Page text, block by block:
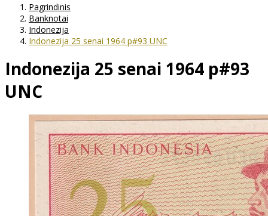
Pagrindinis
Banknotai
Indonezija
Indonezija 25 senai 1964 p#93 UNC
Indonezija 25 senai 1964 p#93
UNC